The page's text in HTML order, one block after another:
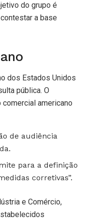
do grupo é
a base
dos Estados Unidos
pública. O
americano
de audiência
para a definição
corretivas”.
e Comércio,